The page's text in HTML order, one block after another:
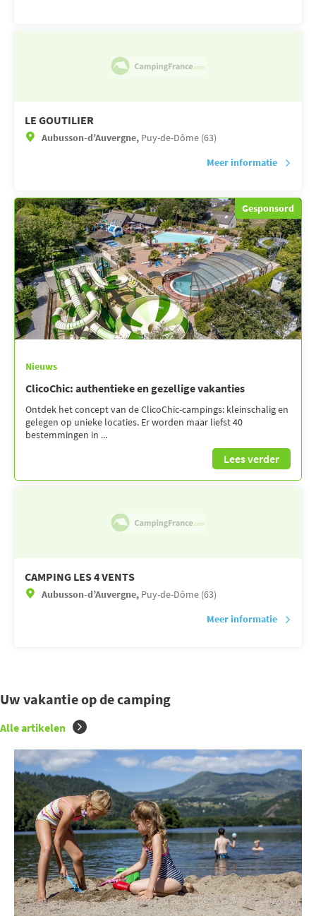
LE GOUTILIER
Aubusson-d’Auvergne, Puy-de-Dôme (63)
Meer informatie
Gesponsord
Nieuws
ClicoChic: authentieke en gezellige vakanties
Ontdek het concept van de ClicoChic-campings: kleinschalig en
gelegen op unieke locaties. Er worden maar liefst 40
bestemmingen in ...
Lees verder
CAMPING LES 4 VENTS
Aubusson-d’Auvergne, Puy-de-Dôme (63)
Meer informatie
Uw vakantie op de camping
Alle artikelen